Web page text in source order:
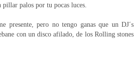
pillar palos por tu pocas luces.
presente, pero no tengo ganas que un DJ´s
con un disco afilado, de los Rolling stones